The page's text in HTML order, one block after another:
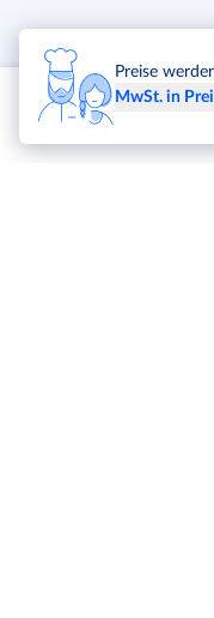
Preise
MwSt. in